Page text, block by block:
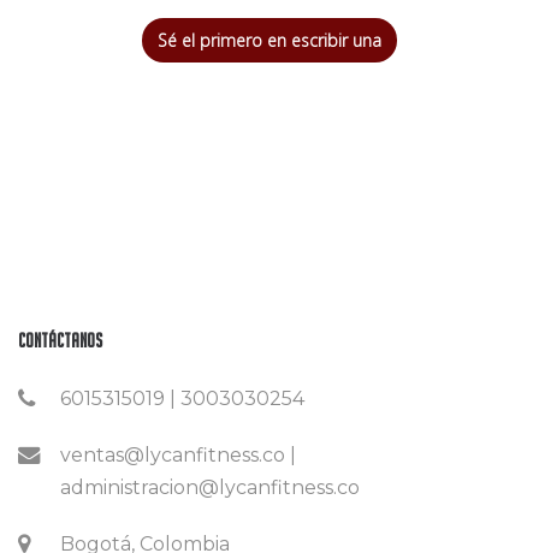
Sé el primero en escribir una
Contáctanos
6015315019 | 3003030254
ventas@lycanfitness.co |
administracion@lycanfitness.co
Bogotá, Colombia